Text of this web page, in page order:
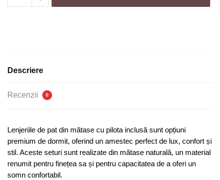
de
pilota
Descriere
Recenzii 0
Lenjeriile de pat din mătase cu pilota inclusă sunt opțiuni
premium de dormit, oferind un amestec perfect de lux, confort și
stil. Aceste seturi sunt realizate din mătase naturală, un material
renumit pentru finețea sa și pentru capacitatea de a oferi un
somn confortabil.